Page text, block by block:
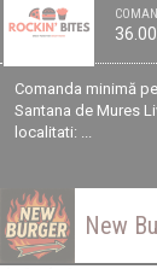
Comanda minimă
Santana de Mures
localitati: ...
New